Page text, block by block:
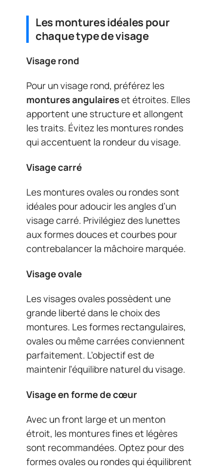
Les montures idéales pour
chaque type de visage
Visage rond
Pour un visage rond, préférez les
montures angulaireset étroites. Elles
apportent une structure et allongent
les traits. Évitez les montures rondes
qui accentuent la rondeur du visage.
Visage carré
Les montures ovales ou rondes sont
idéales pour adoucir les angles d’un
visage carré. Privilégiez des lunettes
aux formes douces et courbes pour
contrebalancer la mâchoire marquée.
Visage ovale
Les visages ovales possèdent une
grande liberté dans le choix des
montures. Les formes rectangulaires,
ovales ou même carrées conviennent
parfaitement. L’objectif est de
maintenir l’équilibre naturel du visage.
Visage en forme de cœur
Avec un front large et un menton
étroit, les montures fines et légères
sont recommandées. Optez pour des
formes ovales ou rondes qui équilibrent